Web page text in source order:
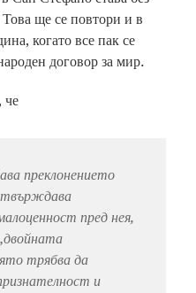
ще се повтори и в
когато все пак се
договор за мир.
че
преклонението
пред нея,
трябва да
и